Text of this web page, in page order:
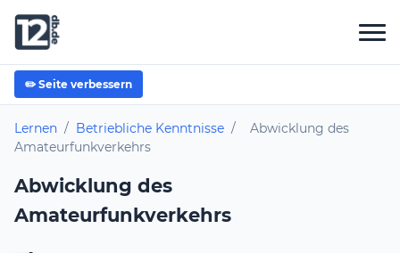
✏️ Seite verbessern
Lernen / Betriebliche Kenntnisse /
Abwicklung des
Amateurfunkverkehrs
Abwicklung des
Amateurfunkverkehrs